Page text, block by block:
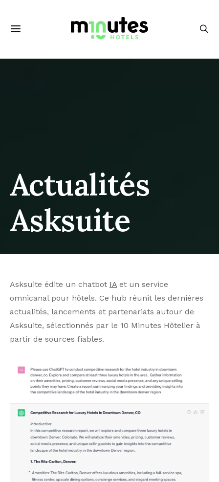
Actualités
Asksuite
Asksuite édite un chatbot IA et un service
omnicanal pour hôtels. Ce hub réunit les dernières
actualités, lancements et partenariats autour de
Asksuite, sélectionnés par le 10 Minutes Hôtelier à
partir de sources fiables.